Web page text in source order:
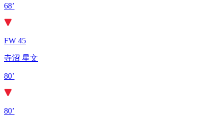
68’
FW 45
寺沼 星文
80’
80’